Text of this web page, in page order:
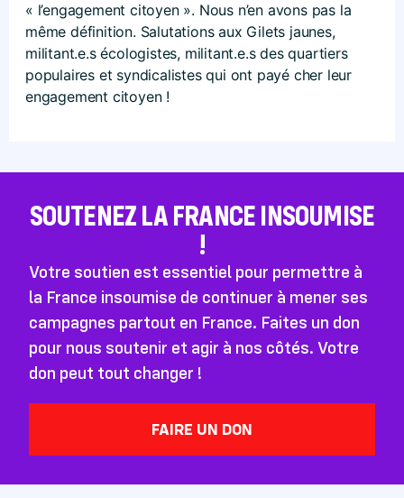
« l’engagement citoyen ». Nous n’en avons pas la
même définition. Salutations aux Gilets jaunes,
militant.e.s écologistes, militant.e.s des quartiers
populaires et syndicalistes qui ont payé cher leur
engagement citoyen !
SOUTENEZ LA FRANCE INSOUMISE
!
Votre soutien est essentiel pour permettre à
la France insoumise de continuer à mener ses
campagnes partout en France. Faites un don
pour nous soutenir et agir à nos côtés. Votre
don peut tout changer !
FAIRE UN DON